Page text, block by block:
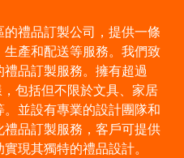
禮品訂製公司，提供一條
產和配送等服務。我們致
品訂製服務。擁有超過
包括但不限於文具、家居
並設有專業的設計團隊和
品訂製服務，客戶可提供
現其獨特的禮品設計。